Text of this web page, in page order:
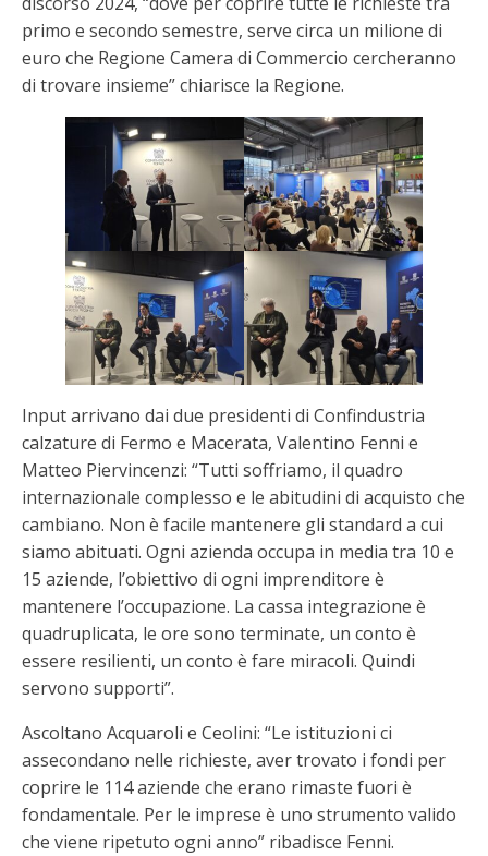
primo e secondo semestre, serve circa un milione di
euro che Regione Camera di Commercio cercheranno
di trovare insieme” chiarisce la Regione.
Input arrivano dai due presidenti di Confindustria
calzature di Fermo e Macerata, Valentino Fenni e
Matteo Piervincenzi: “Tutti soffriamo, il quadro
internazionale complesso e le abitudini di acquisto che
cambiano. Non è facile mantenere gli standard a cui
siamo abituati. Ogni azienda occupa in media tra 10 e
15 aziende, l’obiettivo di ogni imprenditore è
mantenere l’occupazione. La cassa integrazione è
quadruplicata, le ore sono terminate, un conto è
essere resilienti, un conto è fare miracoli. Quindi
servono supporti”.
Ascoltano Acquaroli e Ceolini: “Le istituzioni ci
assecondano nelle richieste, aver trovato i fondi per
coprire le 114 aziende che erano rimaste fuori è
fondamentale. Per le imprese è uno strumento valido
che viene ripetuto ogni anno” ribadisce Fenni.